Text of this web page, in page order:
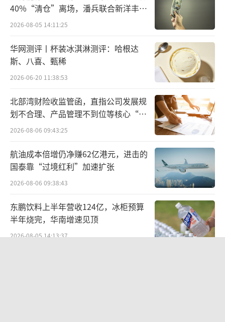
也都是集采产品，且集采时间非常早，分别为
标。
卖掉这五个品种之后，优时比在中国市场
的主要产品仅剩治疗类风湿关节炎的培塞利珠
单抗注射液。
40%“清仓”离场，潘兵联合新洋丰、
宏科百世拟入主
2026-08-05 14:11:25
华网测评丨杯装冰淇淋测评：哈根达
斯、八喜、甄稀
2026-06-20 11:38:53
北部湾财险收监管函，直指公司发展规
划不合理、产品管理不到位等核心“痛
点”
2026-08-06 09:43:25
航油成本倍增仍净赚62亿港元，进击的
国泰靠“过境红利”加速扩张
2026-08-06 09:38:43
东鹏饮料上半年营收124亿，冰柜预算
半年烧完，华南增速见顶
2026-08-05 14:13:37